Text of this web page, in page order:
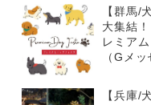
【群馬/
大集結
レミア
（Gメ
【兵庫/